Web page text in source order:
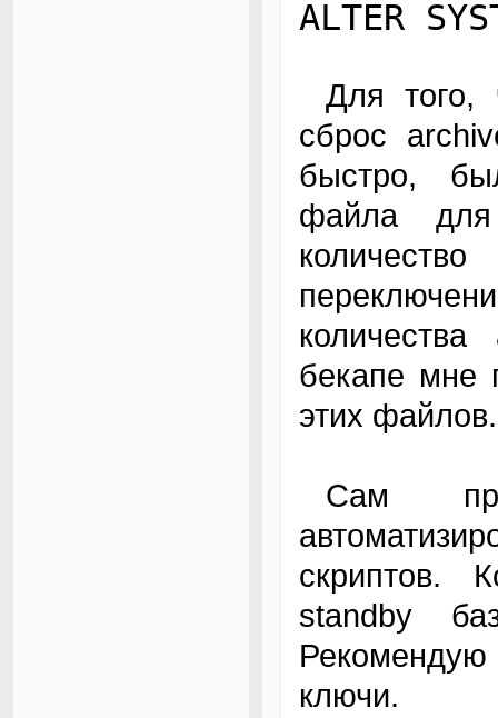
ALTER
Для того, чтобы переключение redo-логов и
сброс
быстро,
файла для
бекапе мне
этих файлов.
Сам процесс у нас полностью
скриптов.
standby
Рекомендую
ключи.